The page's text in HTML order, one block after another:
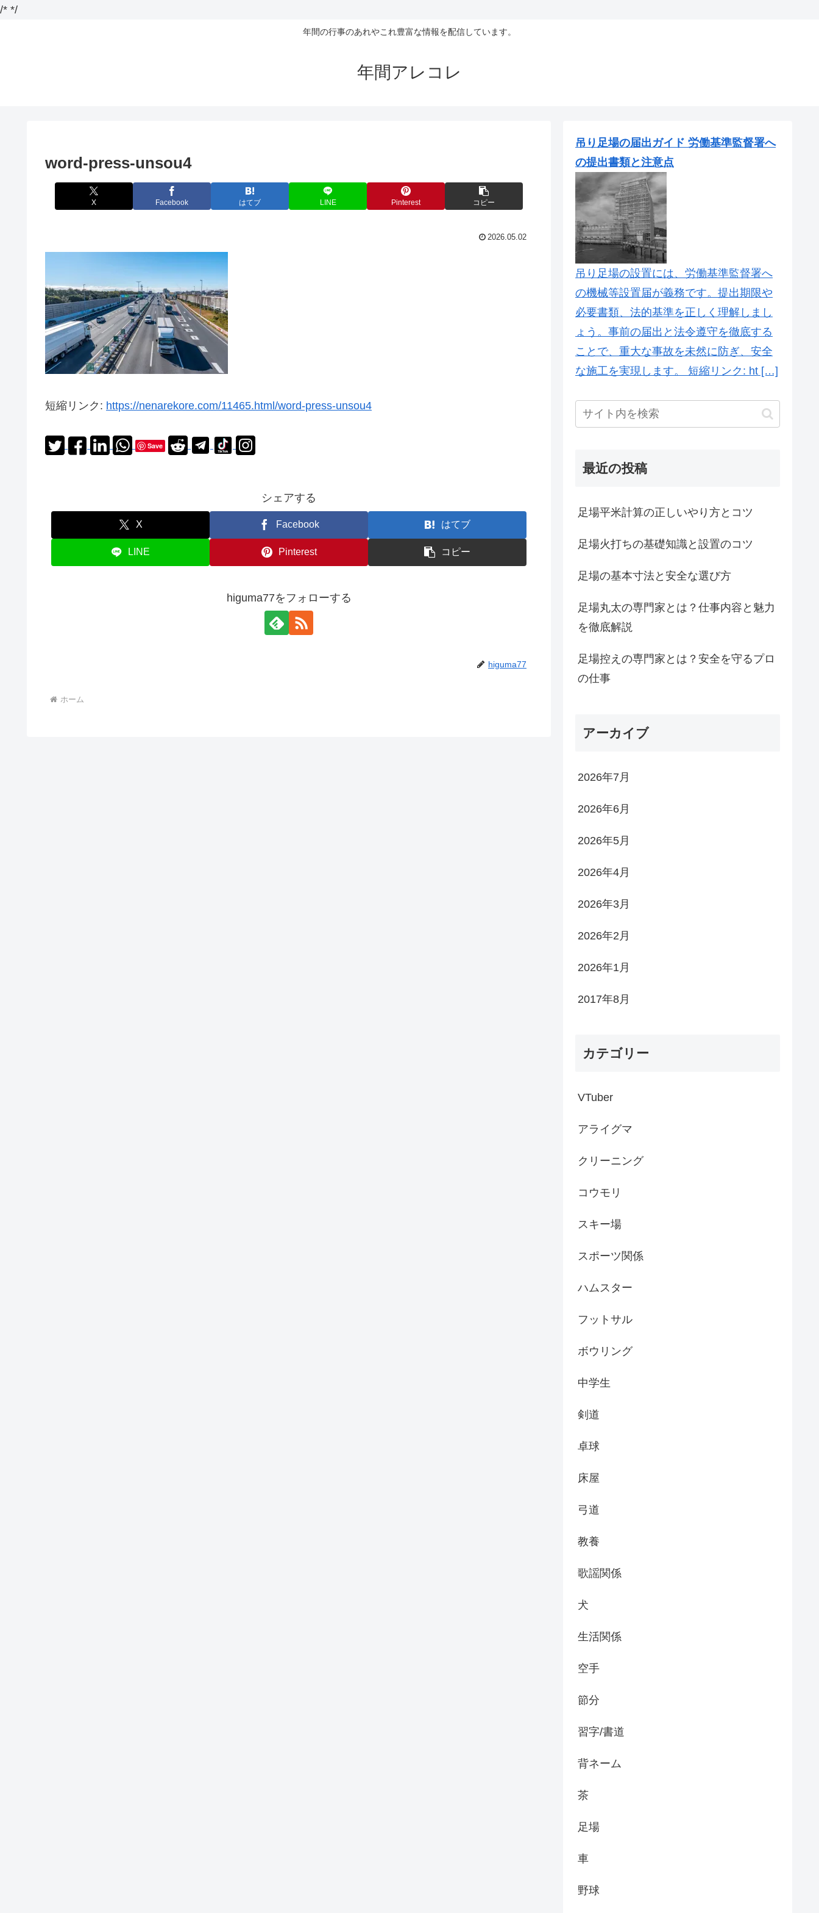
/* */
年間の行事のあれやこれ豊富な情報を配信しています。
年間アレコレ
word-press-unsou4
X Facebook はてブ LINE Pinterest コピー
2026.05.02
短縮リンク: https://nenarekore.com/11465.html/word-press-unsou4
Save
シェアする
X Facebook はてブ
LINE Pinterest コピー
higuma77をフォローする
higuma77
ホーム
吊り足場の届出ガイド 労働基準監督署へ
の提出書類と注意点
吊り足場の設置には、労働基準監督署へ
の機械等設置届が義務です。提出期限や
必要書類、法的基準を正しく理解しまし
ょう。事前の届出と法令遵守を徹底する
ことで、重大な事故を未然に防ぎ、安全
な施工を実現します。 短縮リンク: ht […]
最近の投稿
足場平米計算の正しいやり方とコツ
足場火打ちの基礎知識と設置のコツ
足場の基本寸法と安全な選び方
足場丸太の専門家とは？仕事内容と魅力
を徹底解説
足場控えの専門家とは？安全を守るプロ
の仕事
アーカイブ
2026年7月
2026年6月
2026年5月
2026年4月
2026年3月
2026年2月
2026年1月
2017年8月
カテゴリー
VTuber
アライグマ
クリーニング
コウモリ
スキー場
スポーツ関係
ハムスター
フットサル
ボウリング
中学生
剣道
卓球
床屋
弓道
教養
歌謡関係
犬
生活関係
空手
節分
習字/書道
背ネーム
茶
足場
車
野球